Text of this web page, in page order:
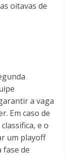
oitavas de
a vaga
Em caso de
e o
um playoff
fase de